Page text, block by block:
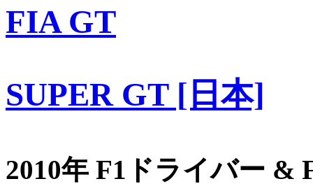
FIA GT
SUPER GT [日本]
2010年 F1ドライバー &